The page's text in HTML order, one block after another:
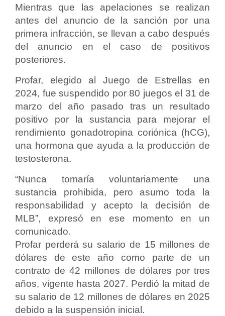
Mientras que las apelaciones se realizan
antes del anuncio de la sanción por una
primera infracción, se llevan a cabo después
del anuncio en el caso de positivos
posteriores.
Profar, elegido al Juego de Estrellas en
2024, fue suspendido por 80 juegos el 31 de
marzo del año pasado tras un resultado
positivo por la sustancia para mejorar el
rendimiento gonadotropina coriónica (hCG),
una hormona que ayuda a la producción de
testosterona.
“Nunca tomaría voluntariamente una
sustancia prohibida, pero asumo toda la
responsabilidad y acepto la decisión de
MLB”, expresó en ese momento en un
comunicado.
Profar perderá su salario de 15 millones de
dólares de este año como parte de un
contrato de 42 millones de dólares por tres
años, vigente hasta 2027. Perdió la mitad de
su salario de 12 millones de dólares en 2025
debido a la suspensión inicial.